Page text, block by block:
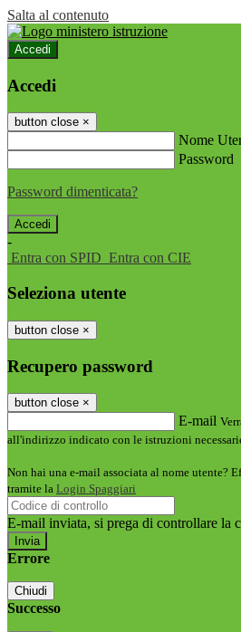
Salta al contenuto
Accedi
Accedi
button close ×
Nome
Password
Password dimenticata?
-
Entra con SPID Entra con CIE
Seleziona utente
button close ×
Recupero password
button close ×
E-mail
all'indirizzo indicato con le istruzioni
Non hai una e-mail associata al nome utente?
tramite la Login Spaggiari
E-mail inviata, si prega di controllare la
Errore
Chiudi
Successo